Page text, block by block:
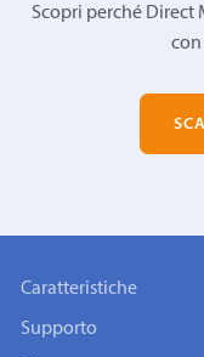
Scopri perché Direct
Caratteristiche
Supporto